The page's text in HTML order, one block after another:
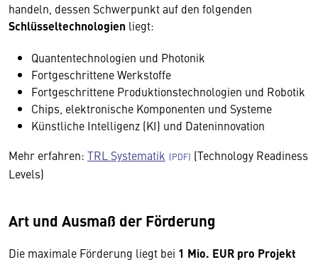
handeln, dessen Schwerpunkt auf den folgenden
Schlüsseltechnologien liegt:
Quantentechnologien und Photonik
Fortgeschrittene Werkstoffe
Fortgeschrittene Produktionstechnologien und Robotik
Chips, elektronische Komponenten und Systeme
Künstliche Intelligenz (KI) und Dateninnovation
Mehr erfahren: TRL Systematik
(Technology Readiness
Levels)
Art und Ausmaß der Förderung
Die maximale Förderung liegt bei 1 Mio. EUR pro Projekt